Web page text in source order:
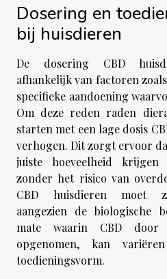
Dosering en
bij huisdieren
De dosering CBD
afhankelijk van factoren
specifieke aandoening
Om deze reden raden
starten met een lage dosis
verhogen. Dit zorgt ervoor
juiste hoeveelheid
zonder het risico van
CBD huisdieren moet
aangezien de biologische
mate waarin CBD
opgenomen, kan
toedieningsvorm.